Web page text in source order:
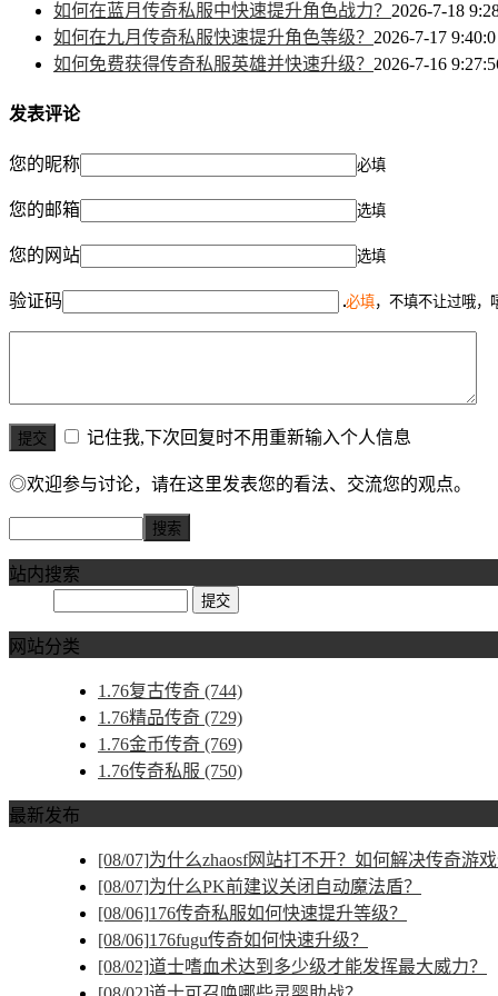
如何在蓝月传奇私服中快速提升角色战力？ 2026-7-18
如何在九月传奇私服快速提升角色等级？ 2026-7-17 9:40:0
如何免费获得传奇私服英雄并快速升级？ 2026-7-16
发表评论
您的昵称 必填
您的邮箱 选填
您的网站 选填
验证码 必填，不填不让过哦，
记住我,下次回复时不用重新输入个人信息
◎欢迎参与讨论，请在这里发表您的看法、交流您的观点。
站内搜索
网站分类
1.76复古传奇 (744)
1.76精品传奇 (729)
1.76金币传奇 (769)
1.76传奇私服 (750)
最新发布
[08/07]为什么zhaosf网站打不开？如何解决传奇游戏
[08/07]为什么PK前建议关闭自动魔法盾？
[08/06]176传奇私服如何快速提升等级？
[08/06]176fugu传奇如何快速升级？
[08/02]道士嗜血术达到多少级才能发挥最大威力？